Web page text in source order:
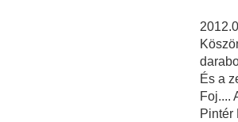
És a
Foj....
Pintér